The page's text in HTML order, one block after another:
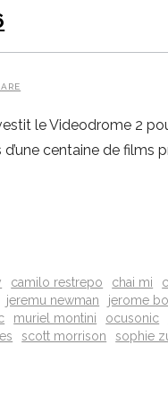
le Videodrome 2
centaine de
camilo restrepo chai mi
jeremu newman jerome
muriel montini ocusonic
scott morrison sophie